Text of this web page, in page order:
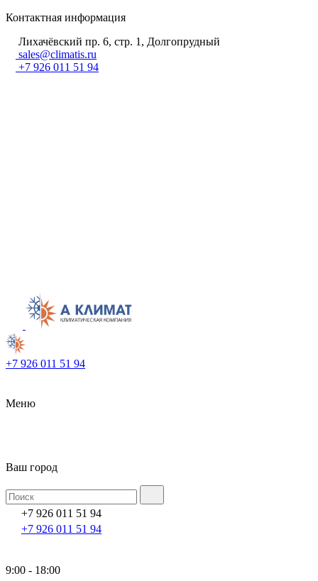
Контактная информация
Лихачёвский пр. 6, стр. 1, Долгопрудный
sales@climatis.ru
+7 926 011 51 94
+7 926 011 51 94
Меню
Ваш город
+7 926 011 51 94
+7 926 011 51 94
9:00 - 18:00